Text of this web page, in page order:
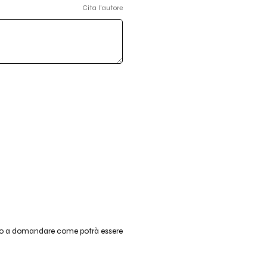
Cita l'autore
domandare come potrà essere